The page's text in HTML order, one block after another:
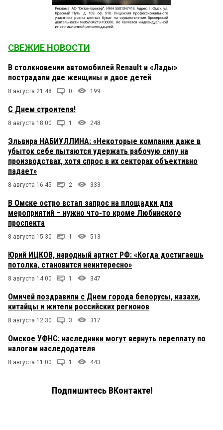
СВЕЖИЕ НОВОСТИ
В столкновении автомобилей Renault и «Лады»
пострадали две женщины и двое детей
8 августа 21:48 0 199
С Днем строителя!
8 августа 18:00 1 248
Эльвира НАБИУЛЛИНА: «Некоторые компании даже в
убыток себе пытаются удержать рабочую силу на
производствах, хотя спрос в их секторах объективно
падает»
8 августа 16:45 2 333
В Омске остро встал запрос на площадки для
мероприятий – нужно что-то кроме Любинского
проспекта
8 августа 15:30 1 513
Юрий ИЦКОВ, народный артист РФ: «Когда достигаешь
потолка, становится неинтересно»
8 августа 14:00 1 347
Омичей поздравили с Днем города белорусы, казахи,
китайцы и жители российских регионов
8 августа 12:30 3 317
Омское УФНС: наследники могут вернуть переплату по
налогам наследодателя
8 августа 11:00 1 443
Подпишитесь ВКонтакте!